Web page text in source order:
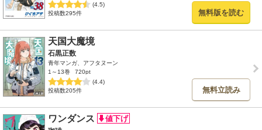
(4.5)
投稿数295件
無料版を読む
天国大魔境
石黒正数
青年マンガ、アフタヌーン
1～13巻
720pt
(4.4)
投稿数205件
無料立読み
ワンダンス